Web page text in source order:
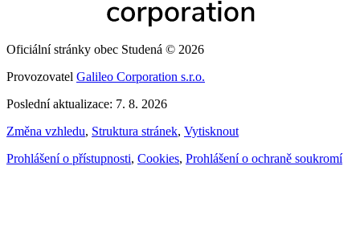
Oficiální stránky obec Studená © 2026
Provozovatel Galileo Corporation s.r.o.
Poslední aktualizace: 7. 8. 2026
Změna vzhledu, Struktura stránek, Vytisknout
Prohlášení o přístupnosti, Cookies, Prohlášení o ochraně soukromí